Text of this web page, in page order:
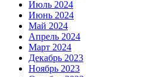
Июль 2024
Июнь 2024
Май 2024
Апрель 2024
Март 2024
Декабрь 2023
Ноябрь 2023